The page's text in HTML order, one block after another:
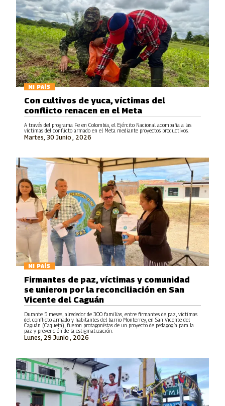
MI PAÍS
Martes, 30 Junio , 2026
Con cultivos de yuca, víctimas del
conflicto renacen en el Meta
A través del programa Fe en Colombia, el Ejército Nacional acompaña a las
víctimas del conflicto armado en el Meta mediante proyectos productivos.
MI PAÍS
Lunes, 29 Junio , 2026
Firmantes de paz, víctimas y comunidad
se unieron por la reconciliación en San
Vicente del Caguán
Durante 5 meses, alrededor de 300 familias, entre firmantes de paz, víctimas
del conflicto armado y habitantes del barrio Monterrey, en San Vicente del
Caguán (Caquetá), fueron protagonistas de un proyecto de pedagogía para la
paz y prevención de la estigmatización.